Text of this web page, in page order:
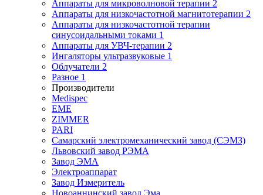
Аппараты для микроволновой терапии 2
Аппараты для низкочастотной магнитотерапии 2
Аппараты для низкочастотной терапии
синусоидальными токами 1
Аппараты для УВЧ-терапии 2
Ингаляторы ультразвуковые 1
Облучатели 2
Разное 1
Производители
Medispec
EME
ZIMMER
PARI
Самарский электромеханический завод (СЭМЗ)
Львовский завод РЭМА
Завод ЭМА
Электроаппарат
Завод Измеритель
Новоаннинский завод Эма